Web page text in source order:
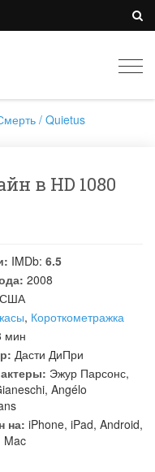
/ Quietus
в HD 1080
IMDb: 6.5
2008
США
, Короткометражка
мин
Дасти ДиПри
Эжур Парсонс,
, Angélo
на: iPhone, iPad, Android,
Mac